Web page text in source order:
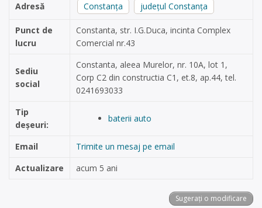
Adresă Constanța județul Constanța
Punct de
lucru
Constanta, str. I.G.Duca, incinta Complex
Comercial nr.43
Sediu
social
Constanta, aleea Murelor, nr. 10A, lot 1,
Corp C2 din constructia C1, et.8, ap.44, tel.
0241693033
Tip
deșeuri:
baterii auto
Email
Trimite un mesaj pe email
Actualizare
acum 5 ani
Sugerați o modificare